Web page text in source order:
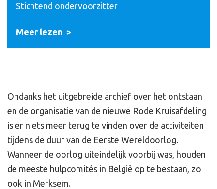
Stichtend ondervoorzitter
Meer lezen
Ondanks het uitgebreide archief over het ontstaan
en de organisatie van de nieuwe Rode Kruisafdeling
is er niets meer terug te vinden over de activiteiten
tijdens de duur van de Eerste Wereldoorlog.
Wanneer de oorlog uiteindelijk voorbij was, houden
de meeste hulpcomités in België op te bestaan, zo
ook in Merksem.